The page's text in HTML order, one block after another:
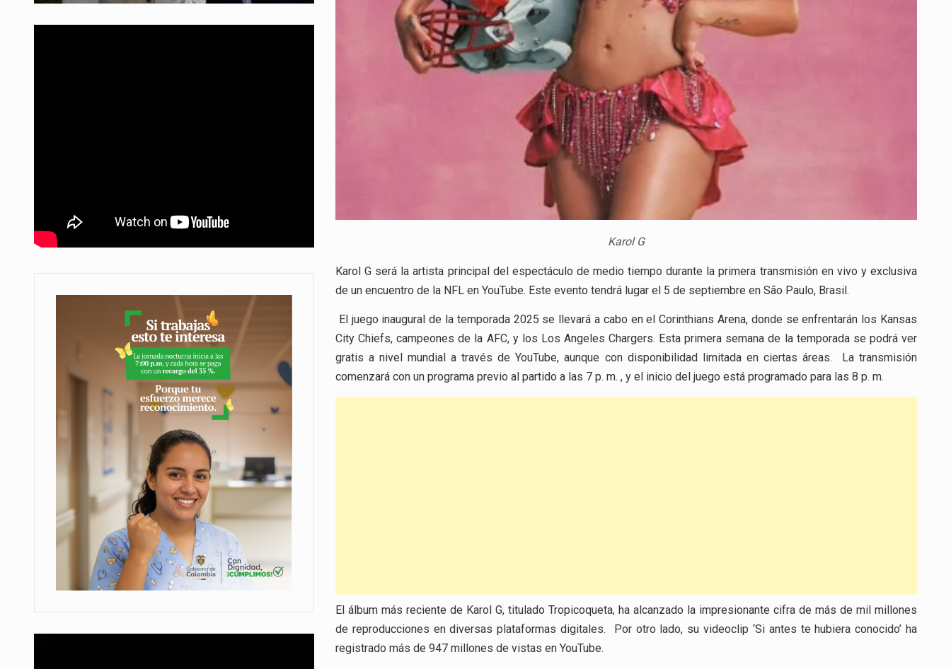
Karol G
Karol G será la artista principal del espectáculo de medio tiempo durante la primera transmisión en vivo y exclusiva
de un encuentro de la NFL en YouTube. Este evento tendrá lugar el 5 de septiembre en São Paulo, Brasil.
El juego inaugural de la temporada 2025 se llevará a cabo en el Corinthians Arena, donde se enfrentarán los Kansas
City Chiefs, campeones de la AFC, y los Los Angeles Chargers. Esta primera semana de la temporada se podrá ver
gratis a nivel mundial a través de YouTube, aunque con disponibilidad limitada en ciertas áreas. La transmisión
comenzará con un programa previo al partido a las 7 p. m. , y el inicio del juego está programado para las 8 p. m.
El álbum más reciente de Karol G, titulado Tropicoqueta, ha alcanzado la impresionante cifra de más de mil millones
de reproducciones en diversas plataformas digitales. Por otro lado, su videoclip ‘Si antes te hubiera conocido’ ha
registrado más de 947 millones de vistas en YouTube.